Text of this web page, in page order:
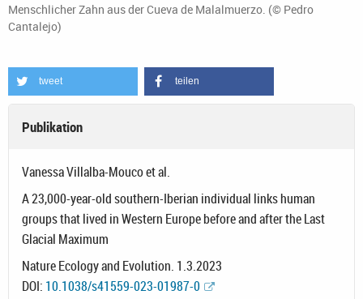
Menschlicher Zahn aus der Cueva de Malalmuerzo. (© Pedro
Cantalejo)
tweet teilen
Publikation
Vanessa Villalba-Mouco et al.
A 23,000-year-old southern-Iberian individual links human
groups that lived in Western Europe before and after the Last
Glacial Maximum
Nature Ecology and Evolution. 1.3.2023
DOI: 10.1038/s41559-023-01987-0